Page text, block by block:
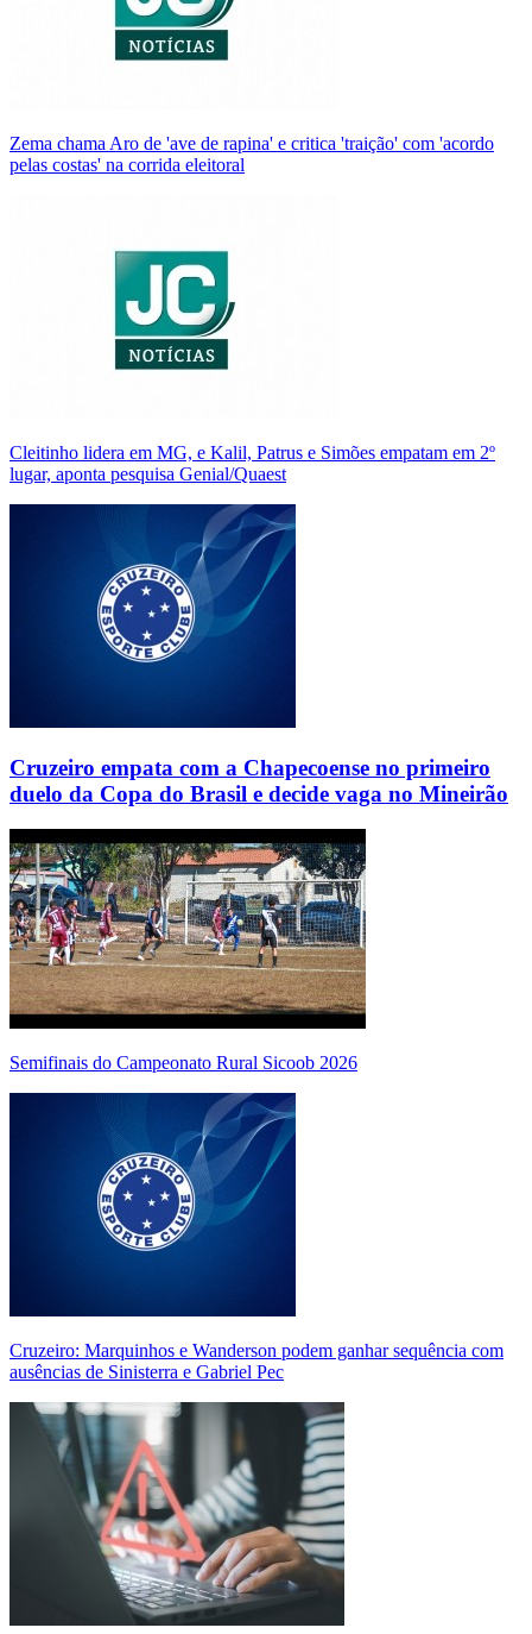
Zema chama Aro de 'ave de rapina' e critica 'traição' com 'acordo
pelas costas' na corrida eleitoral
Cleitinho lidera em MG, e Kalil, Patrus e Simões empatam em 2º
lugar, aponta pesquisa Genial/Quaest
Cruzeiro empata com a Chapecoense no primeiro
duelo da Copa do Brasil e decide vaga no Mineirão
Semifinais do Campeonato Rural Sicoob 2026
Cruzeiro: Marquinhos e Wanderson podem ganhar sequência com
ausências de Sinisterra e Gabriel Pec